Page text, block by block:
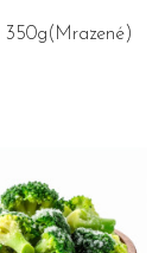
350g(Mrazené)